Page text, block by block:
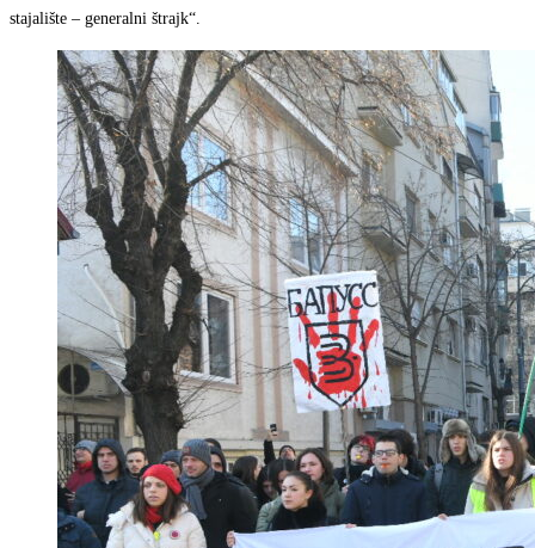
stajalište – generalni štrajk“.